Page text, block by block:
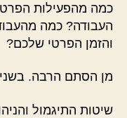
כמה מהפעילות
העבודה? כמה
והזמן הפרטי שלכם?
מן הסתם הרבה.
שיטות התיגמול